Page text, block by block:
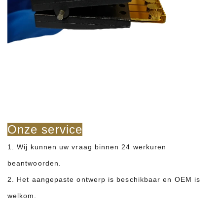
Onze service
1. Wij kunnen uw vraag binnen 24 werkuren
beantwoorden.
2. Het aangepaste ontwerp is beschikbaar en OEM is
welkom.